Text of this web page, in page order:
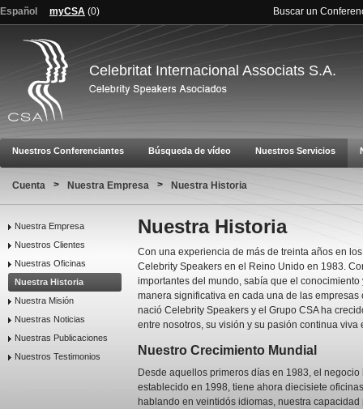
Español myCSA (0) Buscar un
Celebritat Internacional Associats S.A.
Nuestros Conferenciantes Búsqueda de vídeo Nuestros Servicios
Cuenta > Nuestra Empresa > Nuestra Historia
Nuestra Empresa
Nuestros Clientes
Nuestras Oficinas
Nuestra Historia
Nuestra Misión
Nuestras Noticias
Nuestras Publicaciones
Nuestros Testimonios
Nuestra Historia
Con una experiencia de más de treinta años en
Celebrity Speakers en el Reino Unido en 1983.
importantes del mundo, sabía que el
manera significativa en cada una de las
nació Celebrity Speakers y el Grupo CSA ha
entre nosotros, su visión y su pasión continua
Nuestro Crecimiento Mundial
Desde aquellos primeros días en 1983, el
establecido en 1998, tiene ahora diecisiete
hablando en veintidós idiomas, nuestra